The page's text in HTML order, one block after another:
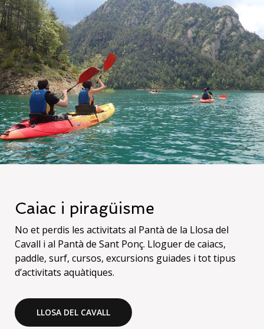
Caiac i piragüisme
No et perdis les activitats al Pantà de la Llosa del
Cavall i al Pantà de Sant Ponç. Lloguer de caiacs,
paddle, surf, cursos, excursions guiades i tot tipus
LLOSA DEL CAVALL